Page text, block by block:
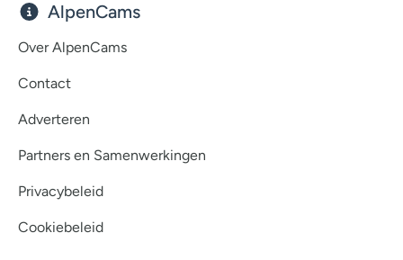
AlpenCams
Over AlpenCams
Contact
Adverteren
Partners en Samenwerkingen
Privacybeleid
Cookiebeleid